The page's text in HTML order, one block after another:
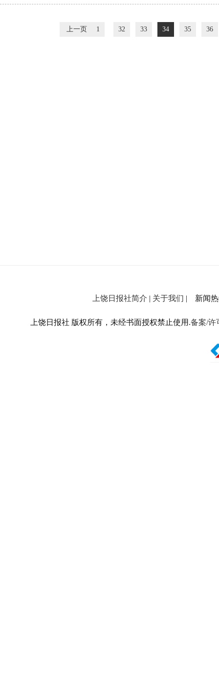
上一页 1 32 33 34 35 36
上饶日报社简介 | 关于我们 | 新闻热
上饶日报社 版权所有，未经书面授权禁止使用.备案/许